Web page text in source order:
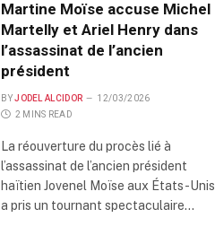
Martine Moïse accuse Michel
Martelly et Ariel Henry dans
l’assassinat de l’ancien
président
BY JODEL ALCIDOR
12/03/2026
2 MINS READ
La réouverture du procès lié à
l’assassinat de l’ancien président
haïtien Jovenel Moïse aux États-Unis
a pris un tournant spectaculaire…